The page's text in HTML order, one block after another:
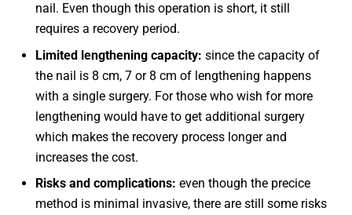
nail. Even though this operation is short, it still
requires a recovery period.
Limited lengthening capacity: since the capacity of
the nail is 8 cm, 7 or 8 cm of lengthening happens
with a single surgery. For those who wish for more
lengthening would have to get additional surgery
which makes the recovery process longer and
increases the cost.
Risks and complications: even though the precice
method is minimal invasive, there are still some risks